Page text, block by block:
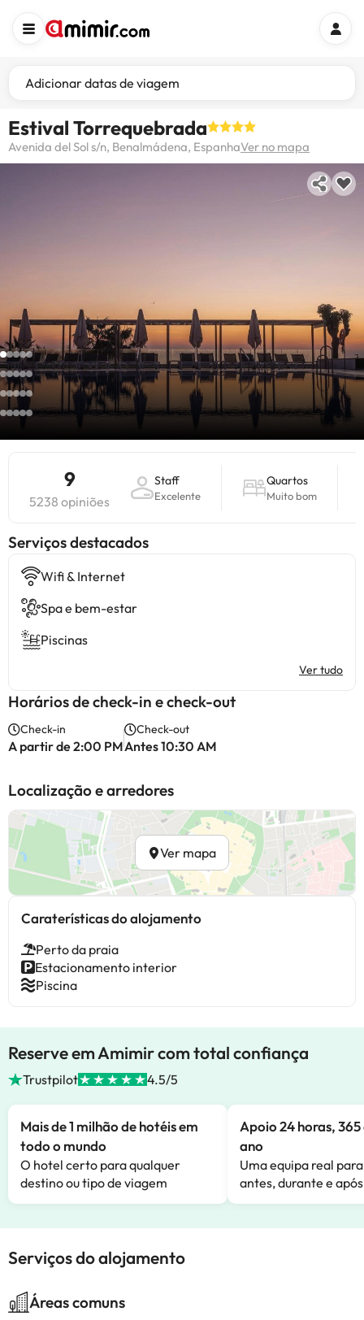
Adicionar datas de viagem
Estival Torrequebrada
Avenida del Sol s/n, Benalmádena, EspanhaVer no mapa
9
5238 opiniões
Staff
Excelente
Quartos
Muito bom
Serviços destacados
Wifi & Internet
Spa e bem-estar
Piscinas
Ver tudo
Horários de check-in e check-out
Check-in
A partir de 2:00 PM
Check-out
Antes 10:30 AM
Localização e arredores
Ver mapa
Caraterísticas do alojamento
Perto da praia
Estacionamento interior
Piscina
Reserve em Amimir com total confiança
Trustpilot 4.5/5
Mais de 1 milhão de hotéis em
todo o mundo
O hotel certo para qualquer
destino ou tipo de viagem
Apoio 24 horas,
ano
Uma equipa real
antes, durante e
Serviços do alojamento
Áreas comuns